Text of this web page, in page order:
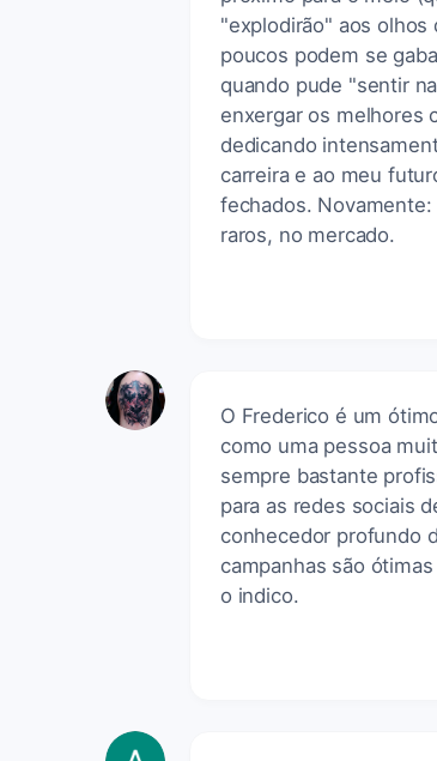
"explodirão" aos
poucos podem se
quando pude "sentir
enxergar os melhores
dedicando
carreira e ao meu
fechados.
raros, no mercado.
O Frederico é um
como uma pessoa
sempre bastante
para as redes sociais
conhecedor profundo
campanhas são
o indico.